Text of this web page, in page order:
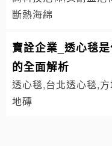
斷熱海綿
寶詮企業_透心毯
的全面解析
透心毯,台北透心毯,
地磚